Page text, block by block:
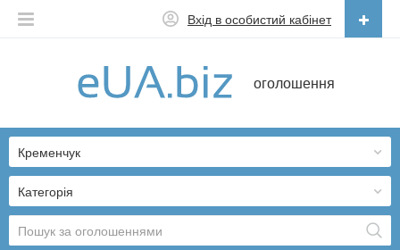
оголошення
Вхід в особистий кабінет
Українська
Категорія
Кременчук